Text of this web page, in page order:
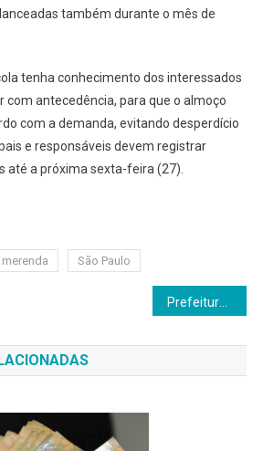
também durante o mês de
tenha conhecimento dos interessados
com antecedência, para que o almoço
com a demanda, evitando desperdício
e responsáveis devem registrar
até a próxima sexta-feira (27).
merenda São Paulo
Prefeitura de Itapevi entrega mais 200 matrículas de regularização fundiária